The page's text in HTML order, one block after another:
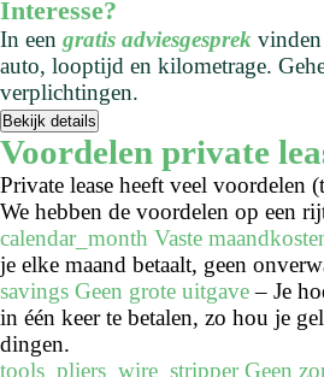
Interesse?
In een gratis adviesgesprek vinden
auto, looptijd en kilometrage.
verplichtingen.
Bekijk details
Voordelen private
Private lease heeft veel voordelen
We hebben de voordelen op een
calendar_month Vaste
je elke maand betaalt, geen
savings Geen grote uitgave – Je
in één keer te betalen, zo hou je
dingen.
tools_pliers_wire_stripperGeen